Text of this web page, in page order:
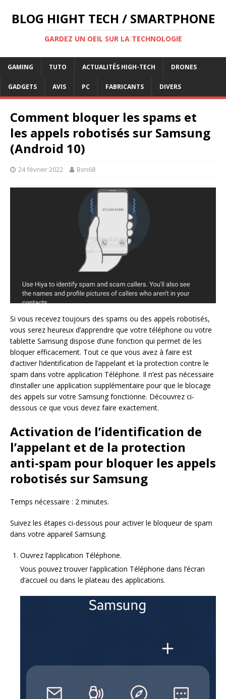
BLOG HIGHT TECH / SMARTPHONE
GARDEZ UN OEIL SUR LA TECHNOLOGIE
GAMING TUTO ACTUALITÉS HIGH-TECH DRONES
GADGETS AVIS PC FABRICANTS DIVERS
Comment bloquer les spams et
les appels robotisés sur Samsung
(Android 10)
24 février 2022 Bxn68
Si vous recevez toujours des spams ou des appels robotisés,
vous serez heureux d’apprendre que votre téléphone ou votre
tablette Samsung dispose d’une fonction qui permet de les
bloquer efficacement. Tout ce que vous avez à faire est
d’activer l’identification de l’appelant et la protection contre le
spam dans votre application Téléphone. Il n’est pas nécessaire
d’installer une application supplémentaire pour que le blocage
des appels sur votre Samsung fonctionne. Découvrez ci-
dessous ce que vous devez faire exactement.
Activation de l’identification de
l’appelant et de la protection
anti-spam pour bloquer les appels
robotisés sur Samsung
Temps nécessaire : 2 minutes.
Suivez les étapes ci-dessous pour activer le bloqueur de spam
dans votre appareil Samsung.
Ouvrez l’application Téléphone.
Vous pouvez trouver l’application Téléphone dans l’écran
d’accueil ou dans le plateau des applications.